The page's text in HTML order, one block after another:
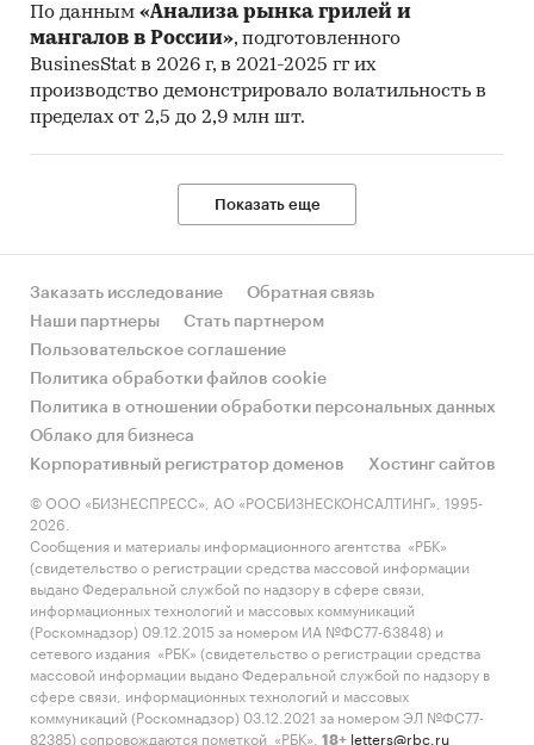
По данным «Анализа рынка грилей и
мангалов в России», подготовленного
BusinesStat в 2026 г, в 2021-2025 гг их
производство демонстрировало волатильность в
пределах от 2,5 до 2,9 млн шт.
Показать еще
Заказать исследование
Обратная связь
Наши партнеры
Стать партнером
Пользовательское соглашение
Политика обработки файлов cookie
Политика в отношении обработки персональных данных
Облако для бизнеса
Корпоративный регистратор доменов
Хостинг сайтов
© ООО «БИЗНЕСПРЕСС», АО «РОСБИЗНЕСКОНСАЛТИНГ», 1995-
2026.
Сообщения и материалы информационного агентства «РБК»
(свидетельство о регистрации средства массовой информации
выдано Федеральной службой по надзору в сфере связи,
информационных технологий и массовых коммуникаций
(Роскомнадзор) 09.12.2015 за номером ИА №ФС77-63848) и
сетевого издания «РБК» (свидетельство о регистрации средства
массовой информации выдано Федеральной службой по надзору в
сфере связи, информационных технологий и массовых
коммуникаций (Роскомнадзор) 03.12.2021 за номером ЭЛ №ФС77-
82385) сопровождаются пометкой «РБК».
18+ letters@rbc.ru